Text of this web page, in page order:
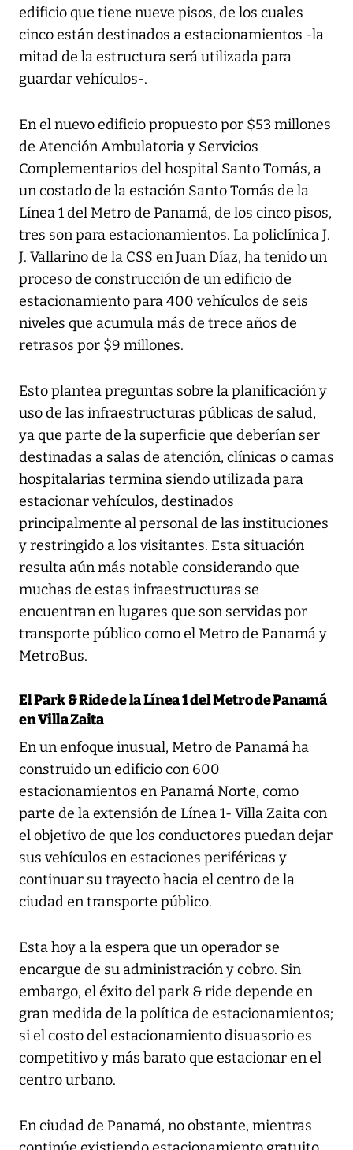
edificio que tiene nueve pisos, de los cuales
cinco están destinados a estacionamientos -la
mitad de la estructura será utilizada para
guardar vehículos-.
En el nuevo edificio propuesto por $53 millones
de Atención Ambulatoria y Servicios
Complementarios del hospital Santo Tomás, a
un costado de la estación Santo Tomás de la
Línea 1 del Metro de Panamá, de los cinco pisos,
tres son para estacionamientos. La policlínica J.
J. Vallarino de la CSS en Juan Díaz, ha tenido un
proceso de construcción de un edificio de
estacionamiento para 400 vehículos de seis
niveles que acumula más de trece años de
retrasos por $9 millones.
Esto plantea preguntas sobre la planificación y
uso de las infraestructuras públicas de salud,
ya que parte de la superficie que deberían ser
destinadas a salas de atención, clínicas o camas
hospitalarias termina siendo utilizada para
estacionar vehículos, destinados
principalmente al personal de las instituciones
y restringido a los visitantes. Esta situación
resulta aún más notable considerando que
muchas de estas infraestructuras se
encuentran en lugares que son servidas por
transporte público como el Metro de Panamá y
MetroBus.
El Park & Ride de la Línea 1 del Metro de Panamá
en Villa Zaita
En un enfoque inusual, Metro de Panamá ha
construido un edificio con 600
estacionamientos en Panamá Norte, como
parte de la extensión de Línea 1- Villa Zaita con
el objetivo de que los conductores puedan dejar
sus vehículos en estaciones periféricas y
continuar su trayecto hacia el centro de la
ciudad en transporte público.
Esta hoy a la espera que un operador se
encargue de su administración y cobro. Sin
embargo, el éxito del park & ride depende en
gran medida de la política de estacionamientos;
si el costo del estacionamiento disuasorio es
competitivo y más barato que estacionar en el
centro urbano.
En ciudad de Panamá, no obstante, mientras